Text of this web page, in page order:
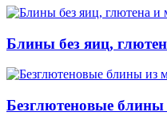
Блины без яиц,
Безглютеновые блины